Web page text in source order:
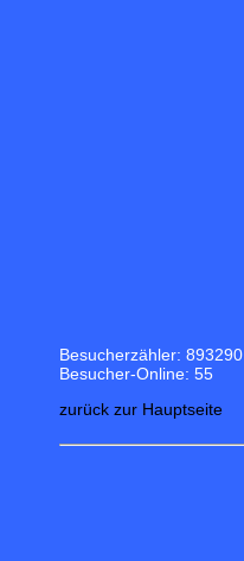
Besucherzähler: 893290
Besucher-Online: 55
zurück zur Hauptseite